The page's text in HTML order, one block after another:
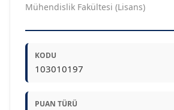
Mühendislik Fakültesi (Lisans)
KODU
103010197
PUAN TÜRÜ